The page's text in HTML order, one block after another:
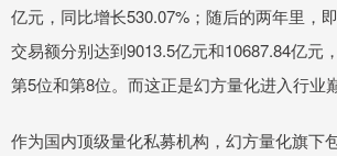
亿元，同比增长530.07%；随后的两年里，
交易额分别达到9013.5亿元和10687.84亿元
第5位和第8位。而这正是幻方量化进入行业
作为国内顶级量化私募机构，幻方量化旗下